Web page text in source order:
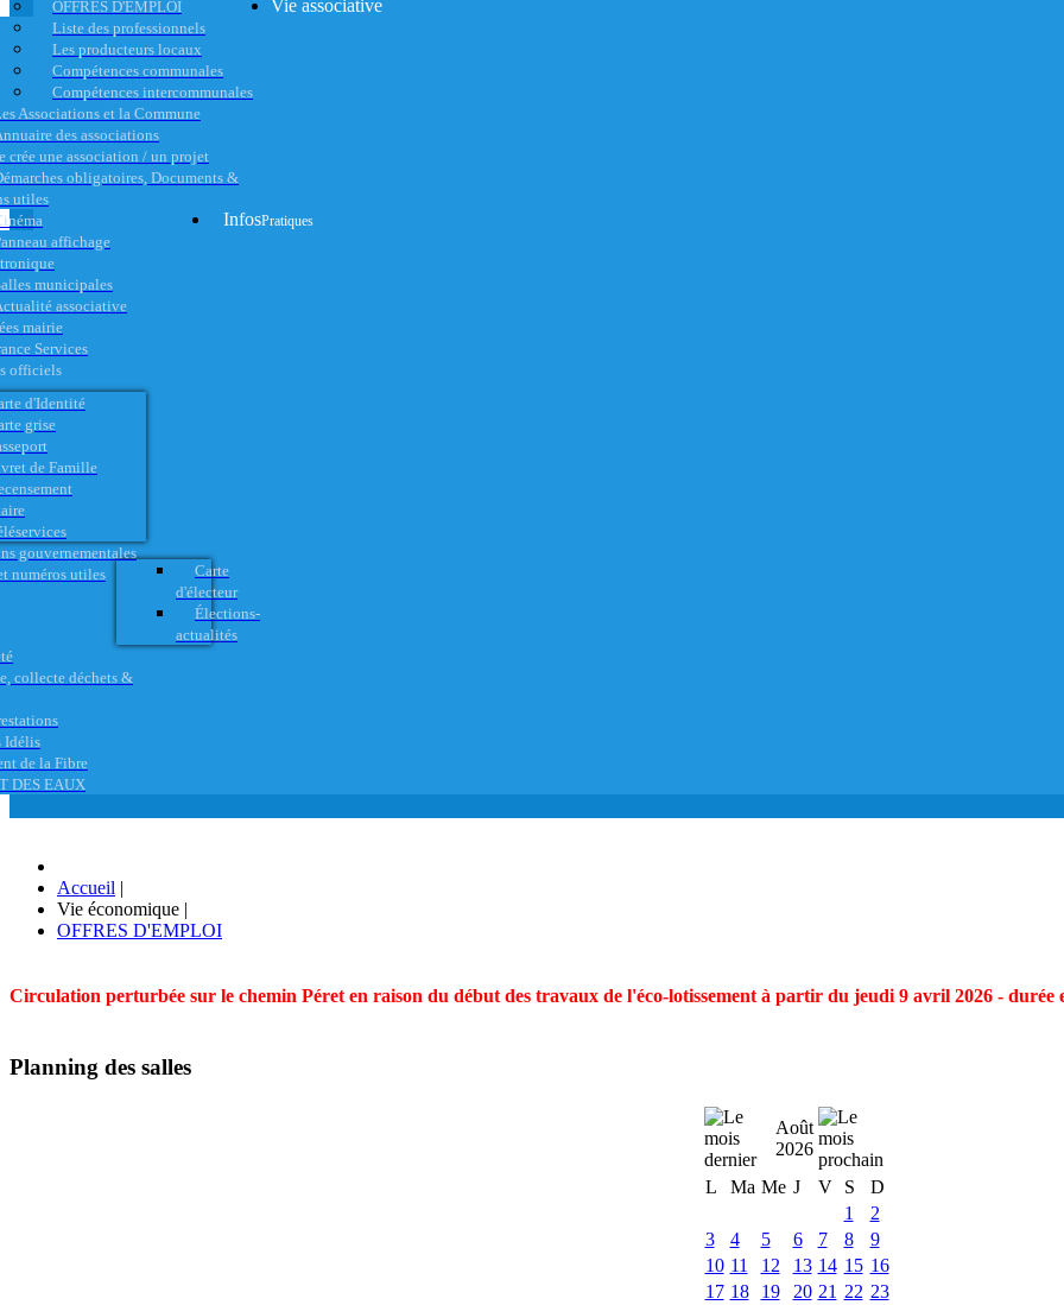
OFFRES D'EMPLOI
Liste des professionnels
Les producteurs locaux
Compétences communales
Compétences intercommunales
Vie associative
Associations et la Commune
des associations
crée une association / un projet
obligatoires, Documents &
utiles
affichage
municipales
associative
InfosPratiques
mairie
Services
officiels
d'Identité
grise
de Famille
gouvernementales
numéros utiles
Carte
d'électeur
Élections-
actualités
collecte déchets &
Idélis
de la Fibre
DES EAUX
Accueil |
Vie économique |
OFFRES D'EMPLOI
Circulation perturbée sur le chemin Péret en raison du début des travaux de l'éco-lotissement à partir du jeudi 9 avril 2026 - durée
Planning des salles
Août
2026
L
Ma Me J V S
D
1
2
3
4 5 6 7 8
9
10 11 12 13 14 15 16
17 18 19 20 21 22 23